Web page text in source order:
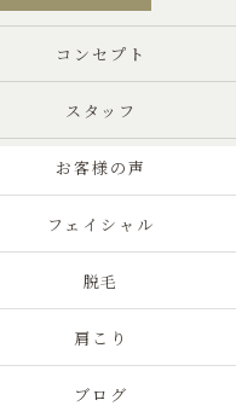
コンセプト
スタッフ
お客様の声
フェイシャル
脱毛
肩こり
ブログ